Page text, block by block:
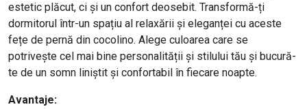
estetic plăcut, ci și un confort deosebit. Transformă-ți
dormitorul într-un spațiu al relaxării și eleganței cu aceste
fețe de pernă din cocolino. Alege culoarea care se
potrivește cel mai bine personalității și stilului tău și bucură-
te de un somn liniștit și confortabil în fiecare noapte.
Avantaje: